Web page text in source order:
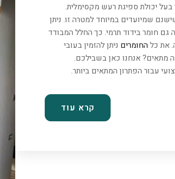
בעל יכולת ספיגת רעש מקסימלית.
שמיועדים במיוחד למטרה זו. ניתן
גם חומר בידוד תרמי. כך החלל המבודד
את כלהחומרים ניתן להזמין בעובי
מתאים? אנחנו כאן בשבילכם.
קרא עוד